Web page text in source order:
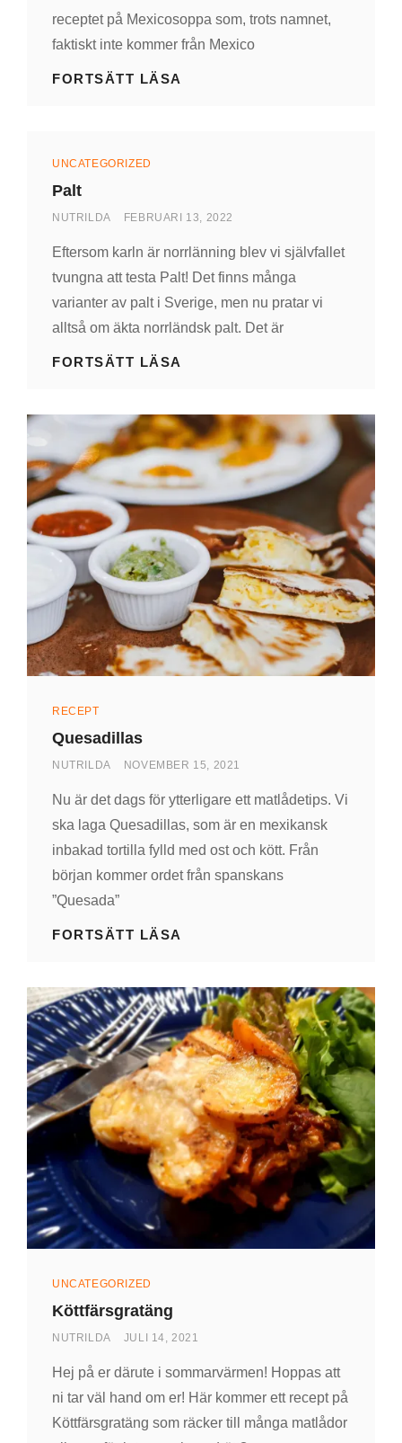
receptet på Mexicosoppa som, trots namnet,
faktiskt inte kommer från Mexico
FORTSÄTT LÄSA
Kategorier
UNCATEGORIZED
Palt
AV
NUTRILDA
PUBLICERAD
FEBRUARI 13, 2022
Eftersom karln är norrlänning blev vi självfallet
tvungna att testa Palt! Det finns många
varianter av palt i Sverige, men nu pratar vi
alltså om äkta norrländsk palt. Det är
FORTSÄTT LÄSA
Kategorier
RECEPT
Quesadillas
AV
NUTRILDA
PUBLICERAD
NOVEMBER 15, 2021
Nu är det dags för ytterligare ett matlådetips. Vi
ska laga Quesadillas, som är en mexikansk
inbakad tortilla fylld med ost och kött. Från
början kommer ordet från spanskans
”Quesada”
FORTSÄTT LÄSA
Kategorier
UNCATEGORIZED
Köttfärsgratäng
AV
NUTRILDA
PUBLICERAD
JULI 14, 2021
Hej på er därute i sommarvärmen! Hoppas att
ni tar väl hand om er! Här kommer ett recept på
Köttfärsgratäng som räcker till många matlådor